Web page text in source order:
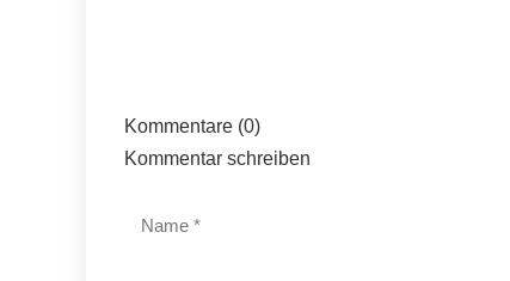
Kommentare (0)
Kommentar schreiben